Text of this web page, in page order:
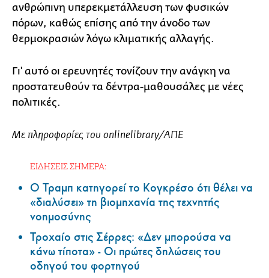
ανθρώπινη υπερεκμετάλλευση των φυσικών
πόρων, καθώς επίσης από την άνοδο των
θερμοκρασιών λόγω κλιματικής αλλαγής.
Γι' αυτό οι ερευνητές τονίζουν την ανάγκη να
προστατευθούν τα δέντρα-μαθουσάλες με νέες
πολιτικές.
Με πληροφορίες του onlinelibrary/ΑΠΕ
ΕΙΔΗΣΕΙΣ ΣΗΜΕΡΑ:
Ο Τραμπ κατηγορεί το Κογκρέσο ότι θέλει να
«διαλύσει» τη βιομηχανία της τεχνητής
νοημοσύνης
Τροχαίο στις Σέρρες: «Δεν μπορούσα να
κάνω τίποτα» - Οι πρώτες δηλώσεις του
οδηγού του φορτηγού